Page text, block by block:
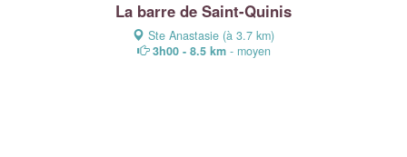
La barre de Saint-Quinis
Ste Anastasie (à 3.7 km)
3h00 - 8.5 km- moyen